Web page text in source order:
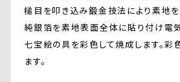
槌目を叩き込み鍛金技法により素地を
純銀箔を素地表面全体に貼り付け電
七宝絵の具を彩色して焼成します。
ます。